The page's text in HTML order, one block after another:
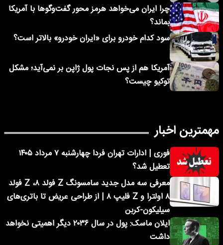
چرا ایران می‌خواهد هرمز محور گفت‌وگوها با آمریکا
بماند؟
سود کدام خودرو برای «ایران خودرو» بالاتر است؟
آمریکا هم از پس نجات پول ژاپن بر نمی‌آید؛ مشکل
توکیو چیست؟
مهمترین اخبار
فوری | ادارات تهران فردا چهارشنبه ۷ مرداد ۱۴۰۵
تعطیل شد؟
معرفی سه مدل جدید سامسونگ Z فولد ۸، Z فولد
۸ اولترا و Z فلیپ ۸ | از طراحی عریض تا باتری‌های
سیلیکون-کربن
ایلان ماسک: پول در سال ۲۰۳۶ دیگر اهمیتی نخواهد
داشت